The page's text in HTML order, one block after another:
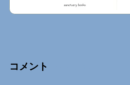
コメント